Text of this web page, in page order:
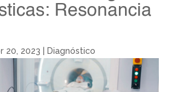
Resonancia
20, 2023 | Diagnóstico